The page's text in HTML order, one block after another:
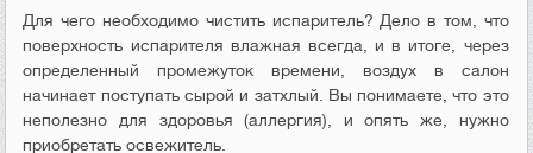
Для чего необходимо чистить испаритель? Дело в том, что
поверхность испарителя влажная всегда, и в итоге, через
определенный промежуток времени, воздух в салон
начинает поступать сырой и затхлый. Вы понимаете, что это
неполезно для здоровья (аллергия), и опять же, нужно
приобретать освежитель.